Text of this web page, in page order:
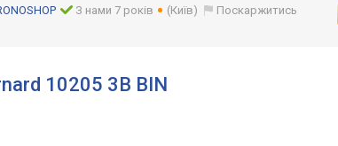
З нами 7 років (Київ) Поскаржитись
10205 3B BIN